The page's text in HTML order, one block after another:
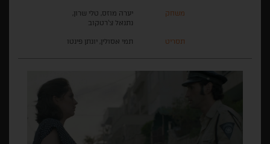
משחק
יערה מוזס, טלי שרון,
נתנאל צ'רטקוב
תסריט תמי אסולין, יונתן פינטו